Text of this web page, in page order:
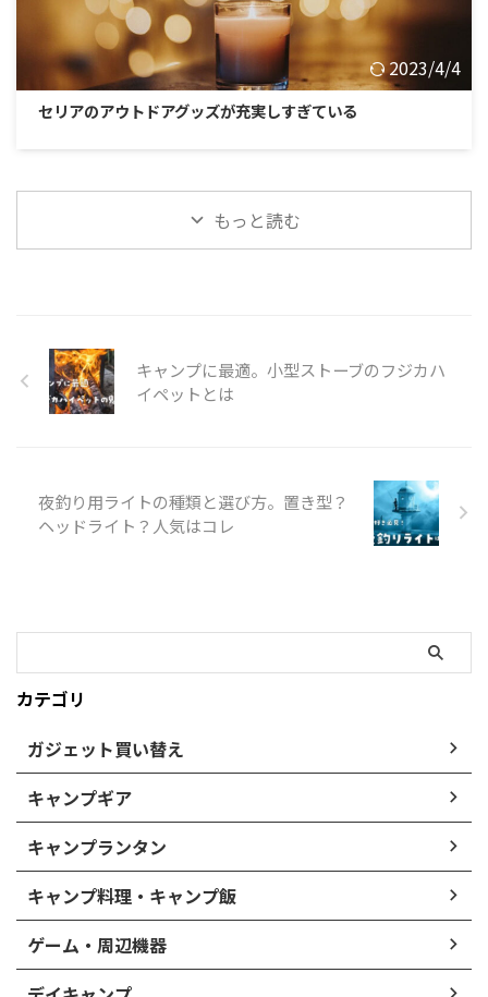
2023/4/4
セリアのアウトドアグッズが充実しすぎている
もっと読む
キャンプに最適。小型ストーブのフジカハ
イペットとは
夜釣り用ライトの種類と選び方。置き型？
ヘッドライト？人気はコレ
カテゴリ
ガジェット買い替え
キャンプギア
キャンプランタン
キャンプ料理・キャンプ飯
ゲーム・周辺機器